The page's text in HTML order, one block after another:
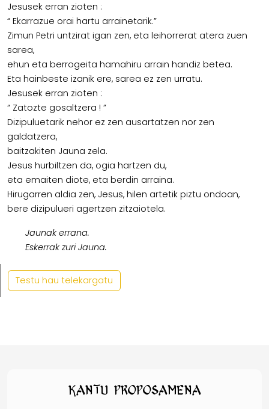
Jesusek erran zioten :
“ Ekarrazue orai hartu arrainetarik.”
Zimun Petri untzirat igan zen, eta leihorrerat atera zuen
sarea,
ehun eta berrogeita hamahiru arrain handiz betea.
Eta hainbeste izanik ere, sarea ez zen urratu.
Jesusek erran zioten :
“ Zatozte gosaltzera ! ”
Dizipuluetarik nehor ez zen ausartatzen nor zen
galdatzera,
baitzakiten Jauna zela.
Jesus hurbiltzen da, ogia hartzen du,
eta emaiten diote, eta berdin arraina.
Hirugarren aldia zen, Jesus, hilen artetik piztu ondoan,
bere dizipulueri agertzen zitzaiotela.
Jaunak errana.
Eskerrak zuri Jauna.
Testu hau telekargatu
Kantu proposamena